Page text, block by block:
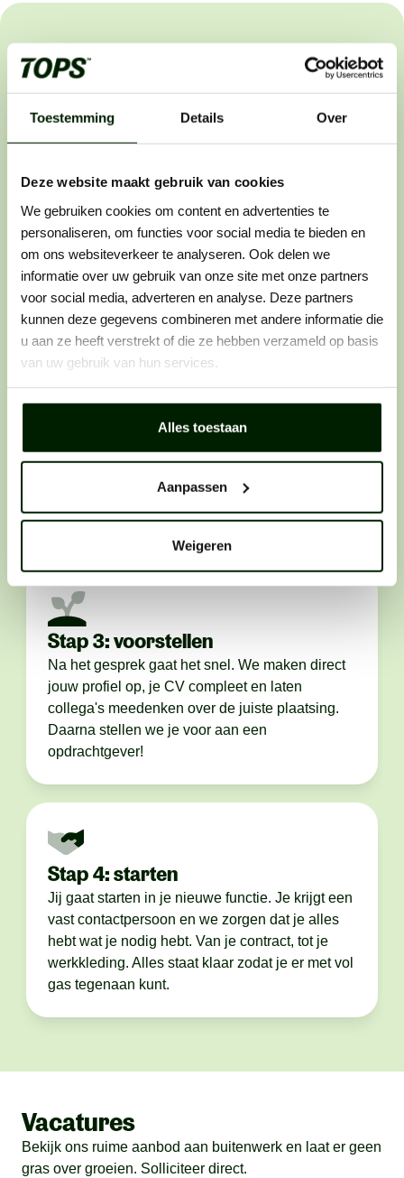
Toestemming Details Over
Deze website maakt gebruik van cookies
We gebruiken cookies om content en advertenties te
personaliseren, om functies voor social media te bieden en
om ons websiteverkeer te analyseren. Ook delen we
informatie over uw gebruik van onze site met onze partners
voor social media, adverteren en analyse. Deze partners
kunnen deze gegevens combineren met andere informatie die
u aan ze heeft verstrekt of die ze hebben verzameld op basis
van uw gebruik van hun services.
Alles toestaan
Aanpassen
Weigeren
Het sollicitatieproces
Wij helpen buitenwerkers om de beste in hun vakgebied
te worden. Dat werkt als volgt:
Stap 1: solliciteren
Zie je een vacature die perfect bij je past? Laat
er dan geen gras over groeien en solliciteer
direct. Want wij horen graag van vakidioten
zoals jij.
Stap 2: telefonisch contact
We bellen je op. Als het klikt, maken we
persoonlijk kennis. We bespreken het werk, wie
eerlijker je bent, des te makkelijker het voor ons
is om de juiste plek voor je te vinden.
Stap 3: voorstellen
Na het gesprek gaat het snel. We maken direct
jouw profiel op, je CV compleet en laten
collega's meedenken over de juiste plaatsing.
Daarna stellen we je voor aan een
opdrachtgever!
Stap 4: starten
Jij gaat starten in je nieuwe functie. Je krijgt een
vast contactpersoon en we zorgen dat je alles
hebt wat je nodig hebt. Van je contract, tot je
werkkleding. Alles staat klaar zodat je er met vol
gas tegenaan kunt.
Vacatures
Bekijk ons ruime aanbod aan buitenwerk en laat er geen
gras over groeien. Solliciteer direct.